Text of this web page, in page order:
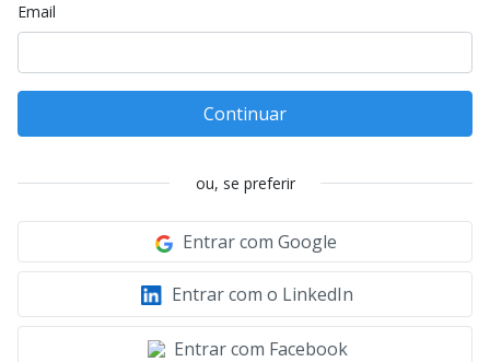
Email
Continuar
ou, se preferir
Entrar com Google
Entrar com o LinkedIn
Entrar com Facebook